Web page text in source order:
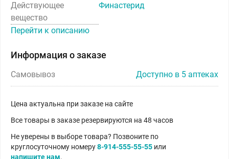
Действующее
вещество
Финастерид
Перейти к описанию
Информация о заказе
Самовывоз Доступно в 5 аптеках
Цена актуальна при заказе на сайте
Все товары в заказе резервируются на 48 часов
Не уверены в выборе товара? Позвоните по
круглосуточному номеру8-914-555-55-55 или
напишите нам.